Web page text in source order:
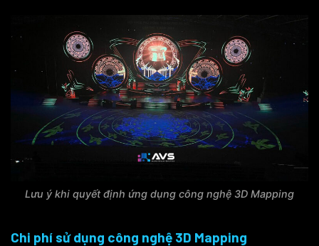
Lưu ý khi quyết định ứng dụng công nghệ 3D Mapping
Chi phí sử dụng công nghệ 3D Mapping